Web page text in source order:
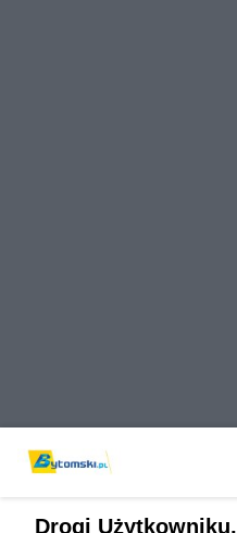
Drogi Użytkowniku,